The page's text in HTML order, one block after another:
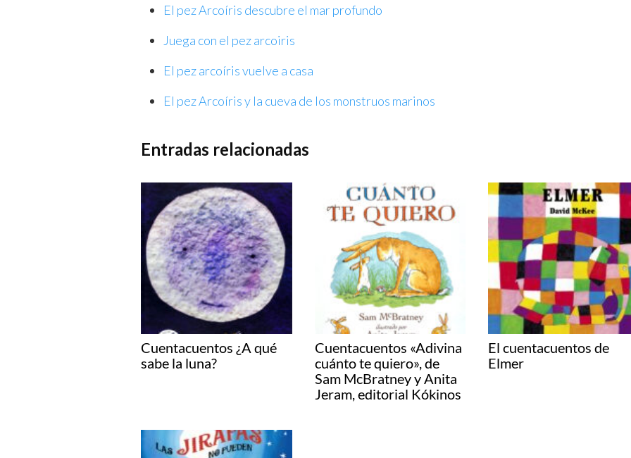
El pez Arcoíris descubre el mar profundo
Juega con el pez arcoiris
El pez arcoíris vuelve a casa
El pez Arcoíris y la cueva de los monstruos marinos
Entradas relacionadas
Cuentacuentos ¿A qué
sabe la luna?
Cuentacuentos «Adivina
cuánto te quiero», de
Sam McBratney y Anita
Jeram, editorial Kókinos
El cuentacuentos de
Elmer